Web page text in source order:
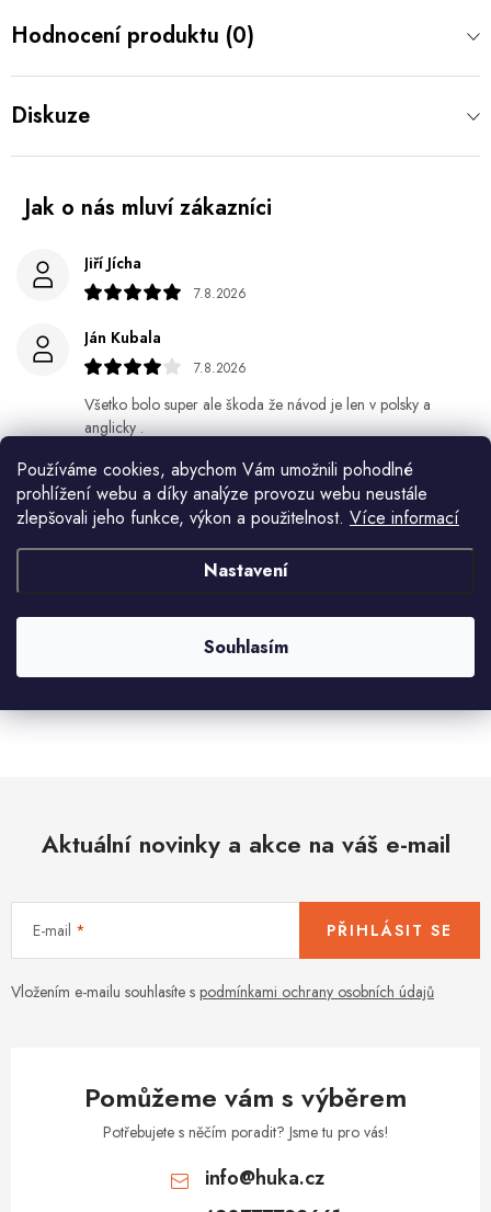
Používáme cookies, abychom Vám umožnili pohodlné
prohlížení webu a díky analýze provozu webu neustále
zlepšovali jeho funkce, výkon a použitelnost. Více informací
Nastavení
Souhlasím
Hodnocení produktu (0)
Diskuze
Jiří Jícha
7.8.2026
Ján Kubala
7.8.2026
Všetko bolo super ale škoda že návod je len v polsky a
anglicky .
Gabriela Březinová Vágnerová
5.8.2026
Velmi rychlé odeslání. Spokojenost
5.8.2026
Je sice větší ale vypadá dobře
Aktuální novinky a akce na váš e-mail
E-mail
Vložením e-mailu souhlasíte s podmínkami ochrany osobních údajů
PŘIHLÁSIT SE
Pomůžeme vám s výběrem
Potřebujete s něčím poradit? Jsme tu pro vás!
info@huka.cz